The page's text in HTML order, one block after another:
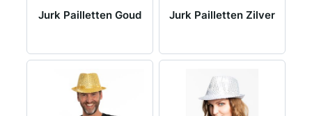
Jurk Pailletten Goud Jurk Pailletten Zilver